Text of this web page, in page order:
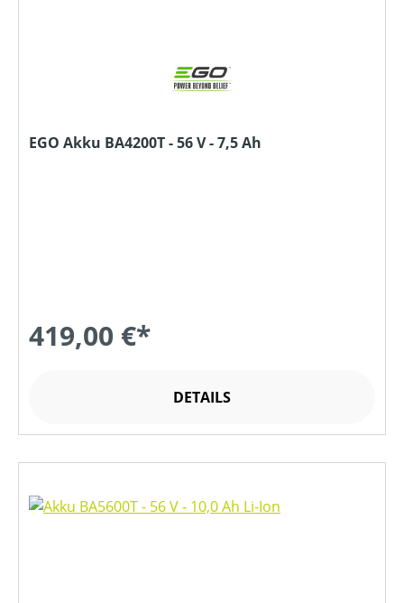
EGO Akku BA4200T - 56 V - 7,5 Ah
419,00 €*
DETAILS